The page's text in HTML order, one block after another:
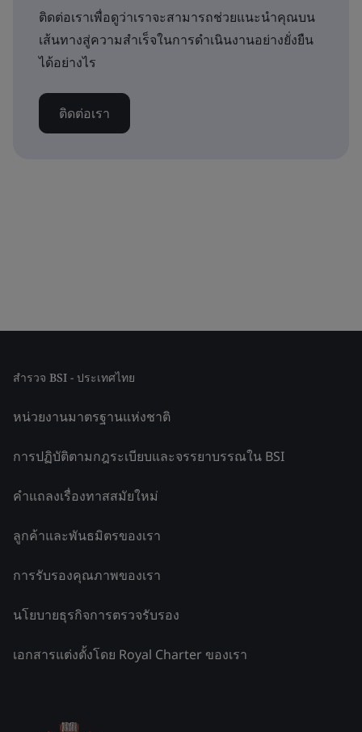
ติดต่อเราเพื่อดูว่าเราจะสามารถช่วยแนะนำคุณบน
เส้นทางสู่ความสำเร็จในการดำเนินงานอย่างยั่งยืน
ได้อย่างไร
ติดต่อเรา
สำรวจ BSI - ประเทศไทย
หน่วยงานมาตรฐานแห่งชาติ
การปฏิบัติตามกฎระเบียบและจรรยาบรรณใน BSI
คำแถลงเรื่องทาสสมัยใหม่
ลูกค้าและพันธมิตรของเรา
การรับรองคุณภาพของเรา
นโยบายธุรกิจการตรวจรับรอง
เอกสารแต่งตั้งโดย Royal Charter ของเรา